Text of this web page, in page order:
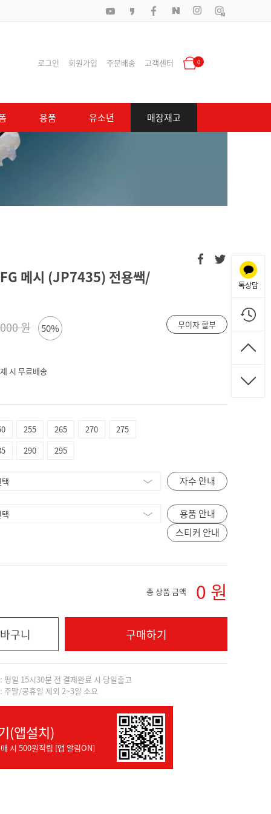
로그인 회원가입 주문배송 고객센터 0
용품 유소년 매장재고
메시 (JP7435) 전용쌕/
원 50% 무이자 할부
시 무료배송
255 265 270
275
290 295
자수 안내
용품 안내
스티커 안내
총 상품 금액 0 원
구니 구매하기
평일 15시30분 전 결제완료 시 당일출고
주말/공휴일 제외 2~3일 소요
(앱설치)
시 500원적립 [앱 알림ON]
톡상담